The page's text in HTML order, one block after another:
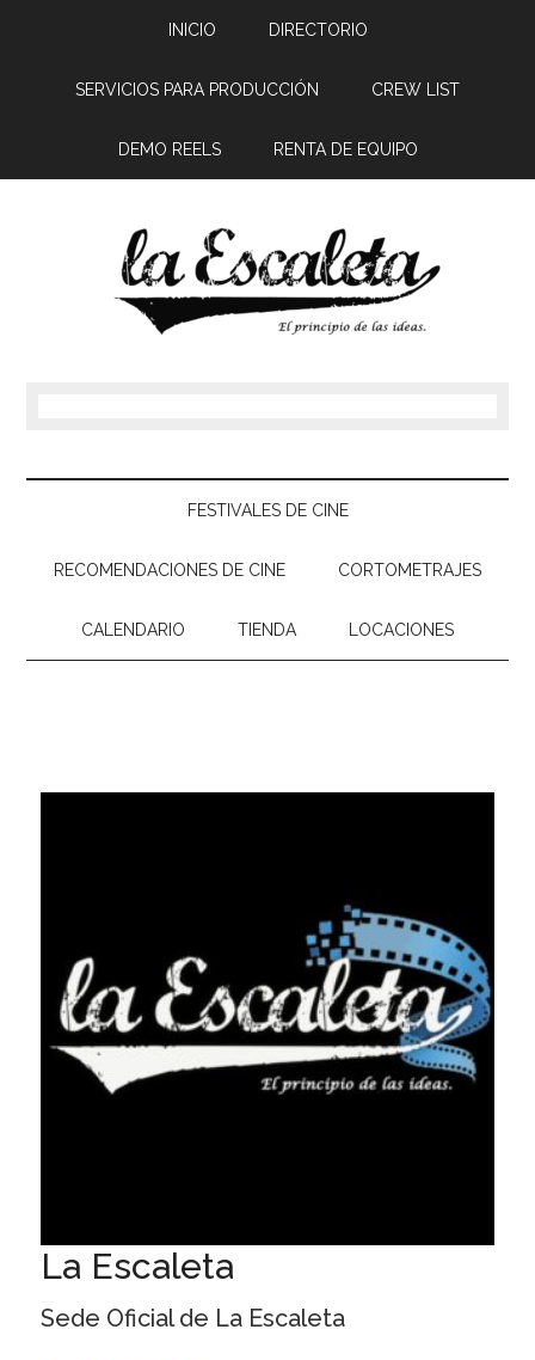
INICIO DIRECTORIO
SERVICIOS PARA PRODUCCIÓN CREW LIST
DEMO REELS RENTA DE EQUIPO
FESTIVALES DE CINE
RECOMENDACIONES DE CINE CORTOMETRAJES
CALENDARIO TIENDA LOCACIONES
La Escaleta
Sede Oficial de La Escaleta